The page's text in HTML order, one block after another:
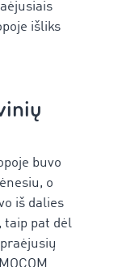
išliks
buvo
o
iš dalies
pat dėl